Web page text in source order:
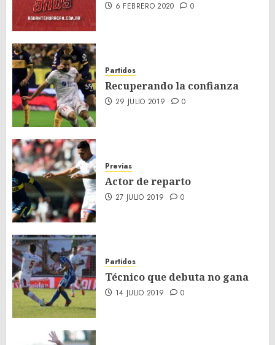
6 FEBRERO 2020 0
Partidos
Recuperando la confianza
29 JULIO 2019 0
Previas
Actor de reparto
27 JULIO 2019 0
Partidos
Técnico que debuta no gana
14 JULIO 2019 0